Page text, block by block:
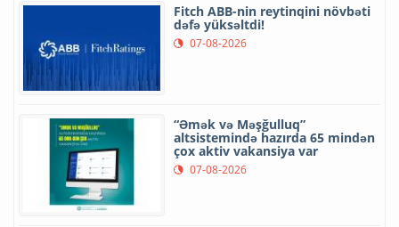
Fitch ABB-nin reytinqini növbəti
dəfə yüksəltdi!
07-08-2026
“Əmək və Məşğulluq”
altsistemində hazırda 65 mindən
çox aktiv vakansiya var
07-08-2026